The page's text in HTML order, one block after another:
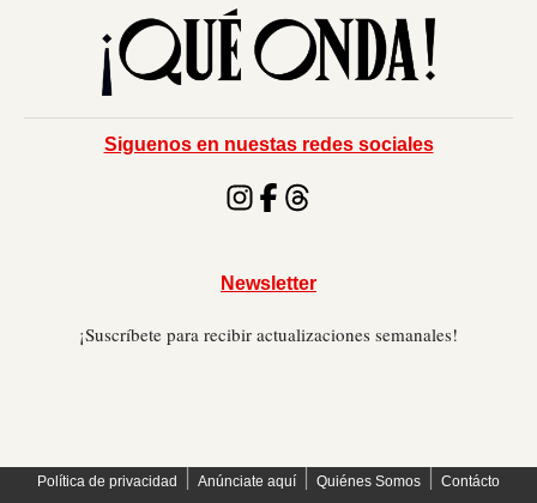
Siguenos en nuestas redes sociales
Newsletter
¡Suscríbete para recibir actualizaciones semanales!
Política de privacidad Anúnciate aquí Quiénes Somos Contácto